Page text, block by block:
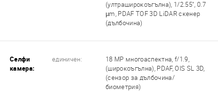
(ултраширокоъгълна), 1/2.55", 0.7
µm, PDAF TOF 3D LiDAR скенер
(дълбочина)
Селфи
камера:
единичен:
18 MP многоаспектна, f/1.9,
(широкоъгълна), PDAF, OIS SL 3D,
(сензор за дълбочина/
биометрия)